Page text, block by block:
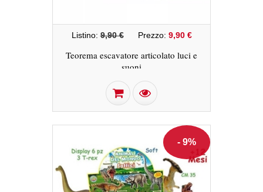
Listino:9,90 €Prezzo: 9,90 €
Teorema escavatore articolato luci e
suoni
- 9%